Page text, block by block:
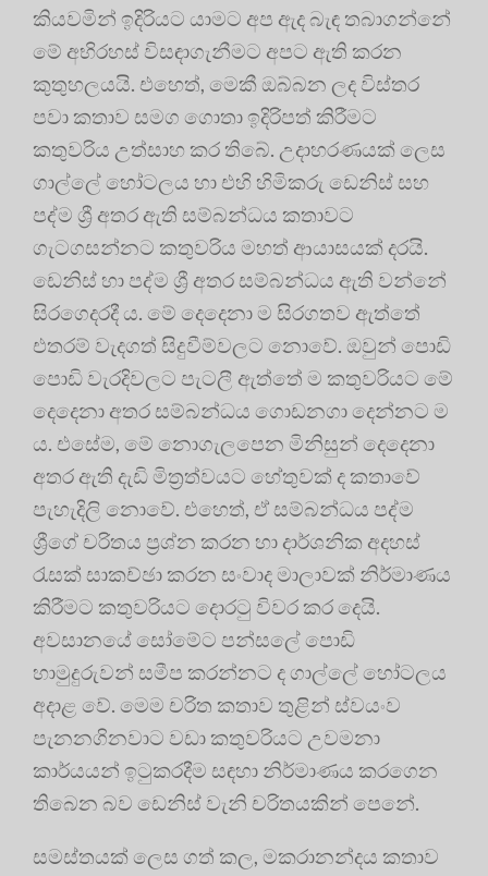
කියවමින් ඉදිරියට යාමට අප ඇද බැඳ තබාගන්නේ
මේ අභිරහස් විසඳාගැනීමට අපට ඇති කරන
කුතුහලයයි. එහෙත්, මෙකී ඔබ්බන ලද විස්තර
පවා කතාව සමග ගොතා ඉදිරිපත් කිරීමට
කතුවරිය උත්සාහ කර තිබේ. උදාහරණයක් ලෙස
ගාල්ලේ හෝටලය හා එහි හිමිකරු ඩෙනිස් සහ
පද්ම ශ්‍රී අතර ඇති සම්බන්ධය කතාවට
ගැටගසන්නට කතුවරිය මහත් ආයාසයක් දරයි.
ඩෙනිස් හා පද්ම ශ්‍රී අතර සම්බන්ධය ඇති වන්නේ
සිරගෙදරදී ය. මේ දෙදෙනා ම සිරගතව ඇත්තේ
එතරම් වැදගත් සිදුවීම්වලට නොවේ. ඔවුන් පොඩි
පොඩි වැරදිවලට පැටලී ඇත්තේ ම කතුවරියට මේ
දෙදෙනා අතර සම්බන්ධය ගොඩනගා දෙන්නට ම
ය. එසේම, මේ නොගැලපෙන මිනිසුන් දෙදෙනා
අතර ඇති දැඩි මිත්‍රත්වයට හේතුවක් ද කතාවේ
පැහැදිලි නොවේ. එහෙත්, ඒ සම්බන්ධය පද්ම
ශ්‍රීගේ චරිතය ප්‍රශ්න කරන හා දාර්ශනික අදහස්
රැසක් සාකච්ඡා කරන සංවාද මාලාවක් නිර්මාණය
කිරීමට කතුවරියට දොරටු විවර කර දෙයි.
අවසානයේ සෝමේට පන්සලේ පොඩි
හාමුදුරුවන් සමීප කරන්නට ද ගාල්ලේ හෝටලය
අදාළ වේ. මෙම චරිත කතාව තුළින් ස්වයංව
පැනනගිනවාට වඩා කතුවරියට උවමනා
කාර්යයන් ඉටුකරදීම සඳහා නිර්මාණය කරගෙන
තිබෙන බව ඩෙනිස් වැනි චරිතයකින් පෙනේ.
සමස්තයක් ලෙස ගත් කල, මකරානන්දය කතාව